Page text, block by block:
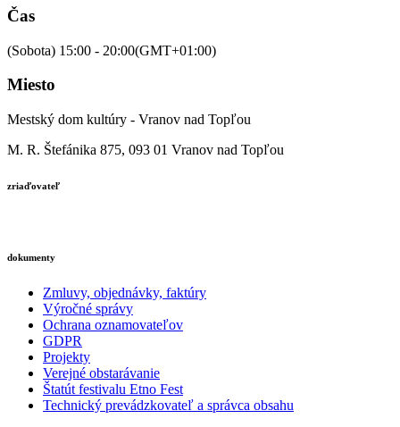
Čas
(Sobota) 15:00 - 20:00(GMT+01:00)
Miesto
Mestský dom kultúry - Vranov nad Topľou
M. R. Štefánika 875, 093 01 Vranov nad Topľou
zriaďovateľ
dokumenty
Zmluvy, objednávky, faktúry
Výročné správy
Ochrana oznamovateľov
GDPR
Projekty
Verejné obstarávanie
Štatút festivalu Etno Fest
Technický prevádzkovateľ a správca obsahu